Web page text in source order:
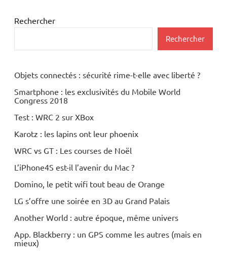
Rechercher
Rechercher
Objets connectés : sécurité rime-t-elle avec liberté ?
Smartphone : les exclusivités du Mobile World
Congress 2018
Test : WRC 2 sur XBox
Karotz : les lapins ont leur phoenix
WRC vs GT : Les courses de Noël
L’iPhone4S est-il l’avenir du Mac ?
Domino, le petit wifi tout beau de Orange
LG s’offre une soirée en 3D au Grand Palais
Another World : autre époque, même univers
App. Blackberry : un GPS comme les autres (mais en
mieux)